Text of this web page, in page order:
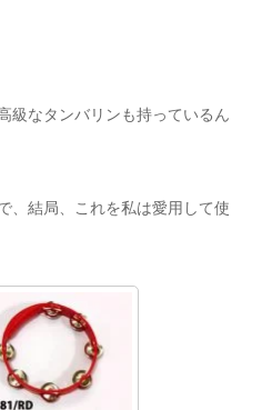
級なタンバリンも持っているん
、結局、これを私は愛用して使